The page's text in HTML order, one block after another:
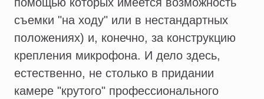
съемки "на ходу" или в нестандартных
положениях) и, конечно, за конструкцию
крепления микрофона. И дело здесь,
естественно, не столько в придании
камере "крутого" профессионального